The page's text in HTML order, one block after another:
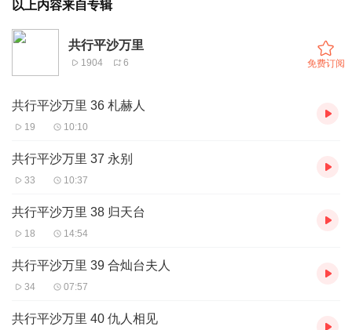
以上内容来自专辑
共行平沙万里
1904 6 免费订阅
共行平沙万里 36 札赫人
19 10:10
共行平沙万里 37 永别
33 10:37
共行平沙万里 38 归天台
18 14:54
共行平沙万里 39 合灿台夫人
34 07:57
共行平沙万里 40 仇人相见